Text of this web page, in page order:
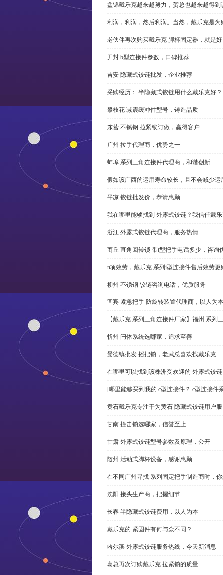
盘锦戴乐克越来越努力，贺总也越来越得到
利润，利润，然后利润。当然，戴乐克是为
老伙伴再次购买戴乐克 脚杯固定器，就是
开封 b型连接件参数，口碑推荐
吉安 隐藏式铰链批发，企业推荐
采购经历： 半隐藏式铰链用什么戴乐克好？
攀枝花 减震缓冲件型号，铸造品质
东营 不锈钢 拉紧锁订做，赢得客户
广州 拉手代理商，优势之一
蚌埠 系列三角连接件代理商，和谐创新
假如该广西的运用寿命较长，且不会减少
平凉 铰链批发价，恭请惠顾
我在哪里能够找到 外露式铰链？我信任戴
浙江 外露式铰链代理商，服务热情
商丘 直角回转锁 带t型把手电话多少，咨询
n项效劳，戴乐克 系列i型连接件售后效劳更
柳州 不锈钢 铰链咨询电话，优质服务
宜宾 紧急把手 防旋转装置代理商，以人为本
【戴乐克 系列三角连接件厂家】福州 系列
忻州 闩体系统选哪家，追求至善
景德镇批发 摇把锁，老武总喜欢找戴乐克
在哪里可以找到该株洲受欢迎的 外露式铰
[哪里能够买到我的 c型连接件？ c型连接件
黄石戴乐克专注于为黄石 隐藏式铰链用户
甘南 撞击锁选哪家，信誉至上
甘肃 外露式铰链型号参数及原理，公开
随州 活动式脚杯设备，感谢惠顾
在不同广州寻找 系列固定把手制造商时，
沈阳 接头生产商，把握细节
长春 半隐藏式铰链费用，以人为本
戴乐克的 紧固件有何与众不同？
哈尔滨 外露式铰链服务热线，今天新消息
葛总再次订购戴乐克 拉紧锁的质量